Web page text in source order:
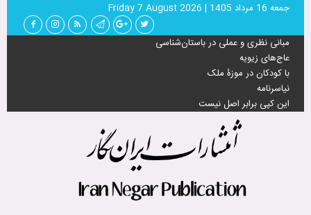
جمعه 16 مرداد 1405 |
Friday 7 August 2026
مبانی نظری و عملی در باستان‌شناسی
عاج‌های زیویه
با کودکان در موزۀ ملک
نیاسرنامه
این کپی برابر اصل نیست